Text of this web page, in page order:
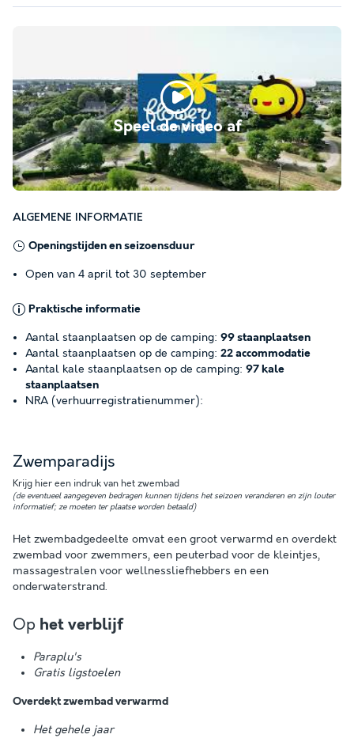
Speel de video af
ALGEMENE INFORMATIE
Openingstijden en seizoensduur
Open van 4 april tot 30 september
Praktische informatie
Aantal staanplaatsen op de camping: 99 staanplaatsen
Aantal staanplaatsen op de camping: 22 accommodatie
Aantal kale staanplaatsen op de camping: 97 kale
staanplaatsen
NRA (verhuurregistratienummer):
Zwemparadijs
Krijg hier een indruk van het zwembad
(de eventueel aangegeven bedragen kunnen tijdens het seizoen veranderen en zijn louter
informatief; ze moeten ter plaatse worden betaald)
Het zwembadgedeelte omvat een groot verwarmd en overdekt
zwembad voor zwemmers, een peuterbad voor de kleintjes,
massagestralen voor wellnessliefhebbers en een
onderwaterstrand.
Op het verblijf
Paraplu's
Gratis ligstoelen
Overdekt zwembad verwarmd
Het gehele jaar